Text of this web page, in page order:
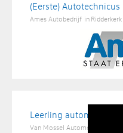
(Eerste)
Ames Autobedrijf in Ridderkerk
Leerling automonteur
Van Mossel Automotive Groep